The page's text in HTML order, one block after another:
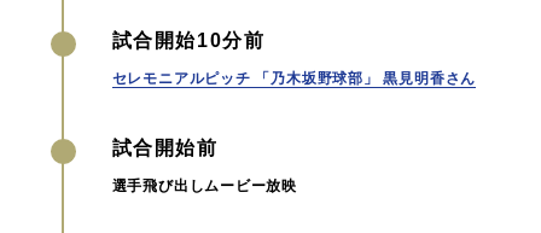
試合開始10分前
セレモニアルピッチ 「乃木坂野球部」 黒見明香さん
試合開始前
選手飛び出しムービー放映